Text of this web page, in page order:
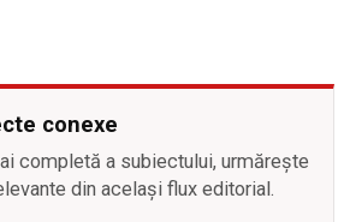
conexe
completă a subiectului, urmărește
din același flux editorial.